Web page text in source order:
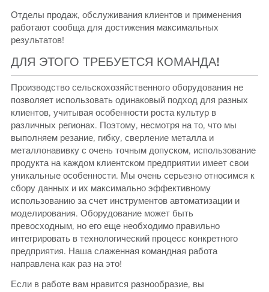
Отделы продаж, обслуживания клиентов и применения
работают сообща для достижения максимальных
результатов!
ДЛЯ ЭТОГО ТРЕБУЕТСЯ КОМАНДА!
Производство сельскохозяйственного оборудования не
позволяет использовать одинаковый подход для разных
клиентов, учитывая особенности роста культур в
различных регионах. Поэтому, несмотря на то, что мы
выполняем резание, гибку, сверление металла и
металлонавивку с очень точным допуском, использование
продукта на каждом клиентском предприятии имеет свои
уникальные особенности. Мы очень серьезно относимся к
сбору данных и их максимально эффективному
использованию за счет инструментов автоматизации и
моделирования. Оборудование может быть
превосходным, но его еще необходимо правильно
интегрировать в технологический процесс конкретного
предприятия. Наша слаженная командная работа
направлена как раз на это!
Если в работе вам нравится разнообразие, вы